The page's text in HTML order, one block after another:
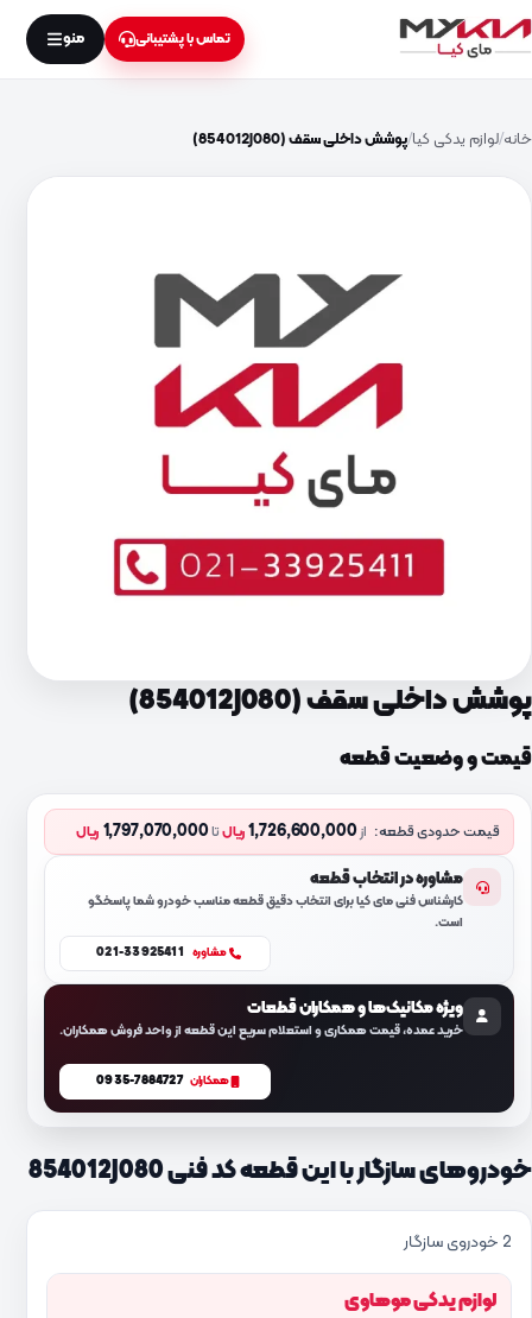
تماس با پشتیبانی منو
خانه لوازم یدکی کیا پوشش داخلی سقف (854012J080)
پوشش داخلی سقف (854012J080)
قیمت و وضعیت قطعه
قیمت حدودی قطعه: از1,726,600,000 ریالتا1,797,070,000 ریال
مشاوره در انتخاب قطعه
کارشناس فنی مای کیا برای انتخاب دقیق قطعه مناسب خودرو شما پاسخگو
است.
مشاوره 021-33925411
ویژه مکانیک‌ها و همکاران قطعات
خرید عمده، قیمت همکاری و استعلام سریع این قطعه از واحد فروش همکاران.
همکاران 0935-7884727
خودروهای سازگار با این قطعه کد فنی 854012J080
2 خودروی سازگار
لوازم یدکی موهاوی